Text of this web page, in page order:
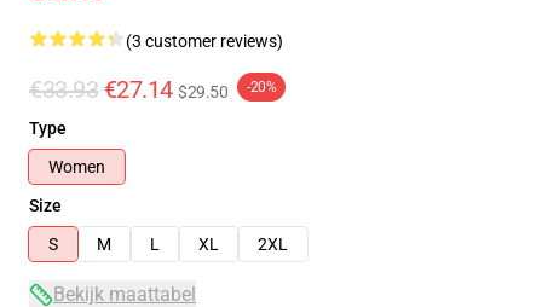
(3 customer reviews)
€33.93 €27.14 $29.50 -20%
Type
Women
Size
S
M L XL 2XL
Bekijk maattabel